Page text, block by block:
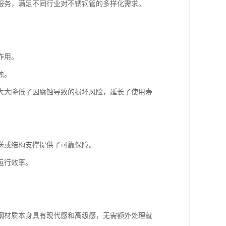
，满足不同行业对不锈钢管的多样化需求。
。
降低了因腐蚀导致的损坏风险，延长了使用寿
结构支撑提供了可靠保障。
效率。
质本身具有现代感和高级感，无需额外处理就